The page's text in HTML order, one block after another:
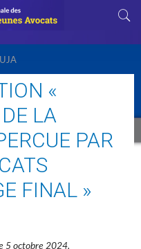
«
LA
PAR
FINAL »
5 octobre 2024,